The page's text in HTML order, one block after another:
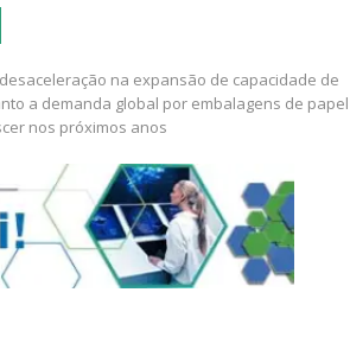
na expansão de capacidade de
a demanda global por embalagens de papel
nos próximos anos